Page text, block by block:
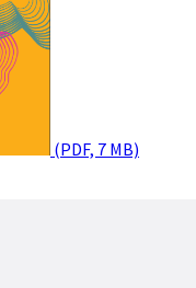
(PDF, 7 MB)